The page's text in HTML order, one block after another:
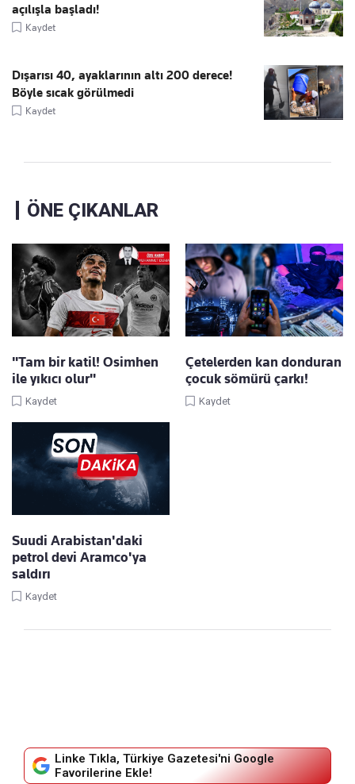
açılışla başladı!
Kaydet
Dışarısı 40, ayaklarının altı 200 derece!
Böyle sıcak görülmedi
Kaydet
ÖNE ÇIKANLAR
"Tam bir katil! Osimhen
ile yıkıcı olur"
Kaydet
Çetelerden kan donduran
çocuk sömürü çarkı!
Kaydet
Suudi Arabistan'daki
petrol devi Aramco'ya
saldırı
Kaydet
Linke Tıkla, Türkiye Gazetesi'ni Google
Favorilerine Ekle!